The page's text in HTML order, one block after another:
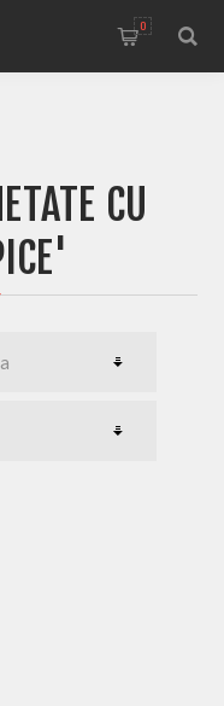
0
CU